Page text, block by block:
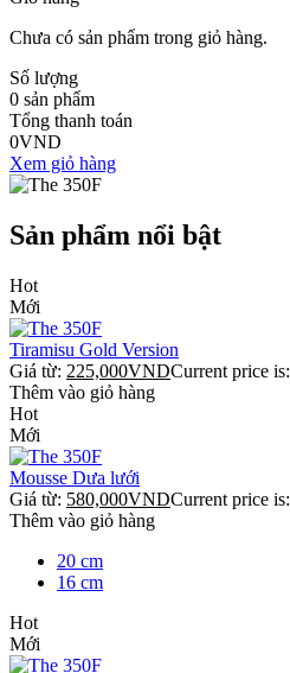
Chưa có sản phẩm trong giỏ hàng.
Số lượng
0 sản phẩm
Tổng thanh toán
0VND
Xem giỏ hàng
Sản phẩm nổi bật
Hot
Mới
Tiramisu Gold Version
Giá từ: 225,000VNDCurrent price is:
Thêm vào giỏ hàng
Hot
Mới
Mousse Dưa lưới
Giá từ: 580,000VNDCurrent price is:
Thêm vào giỏ hàng
20 cm
16 cm
Hot
Mới